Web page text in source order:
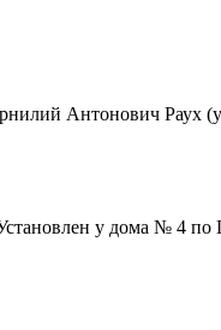
Антонович Раух
у дома № 4 по